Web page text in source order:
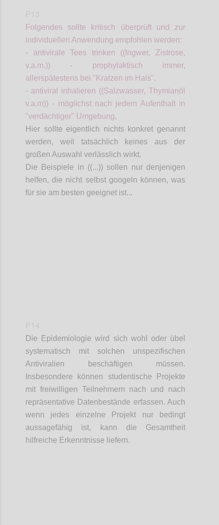
Folgendes sollte kritisch überprüft und zur
individuellen Anwendung empfohlen werden:
- antivirale Tees trinken ((Ingwer, Zistrose,
v.a.m.)) - prophylaktisch immer,
allerspätestens bei "Kratzen im Hals",
- antiviral inhalieren ((Salzwasser, Thymianöl
v.a.m)) - möglichst nach jedem Aufenthalt in
"verdächtiger" Umgebung,
Hier sollte eigentlich nichts konkret genannt
werden, weil tatsächlich keines aus der
großen Auswahl verlässlich wirkt.
Die Beispiele in ((...)) sollen nur denjenigen
helfen, die nicht selbst googeln können, was
für sie am besten geeignet ist...
Die Epidemiologie wird sich wohl oder übel
systematisch mit solchen unspezifischen
Antiviralien beschäftigen müssen.
Insbesondere können studentische Projekte
mit freiwilligen Teilnehmern nach und nach
repräsentative Datenbestände erfassen. Auch
wenn jedes einzelne Projekt nur bedingt
aussagefähig ist, kann die Gesamtheit
hilfreiche Erkenntnisse liefern.